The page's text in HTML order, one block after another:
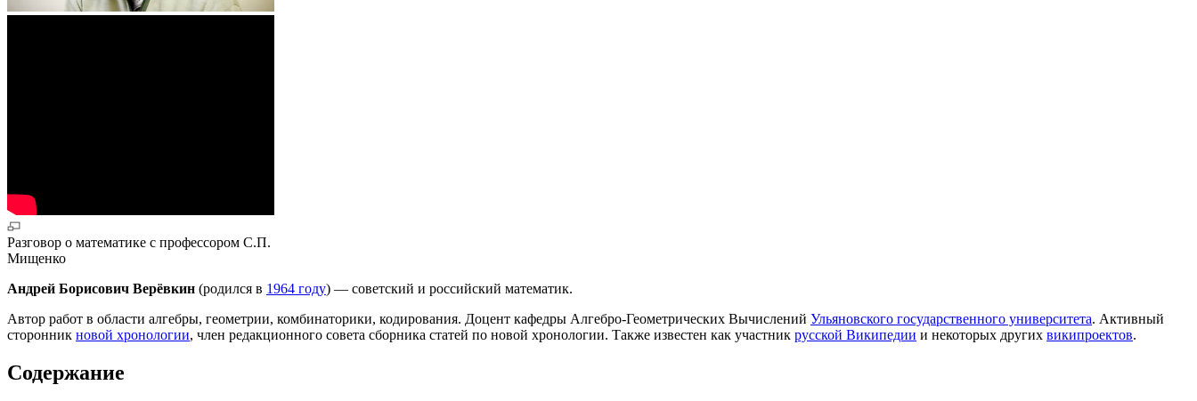
Разговор о математике с профессором С.П.
Мищенко
Андрей Борисович Верёвкин (родился в 1964 году) — советский и российский математик.
Автор работ в области алгебры, геометрии, комбинаторики, кодирования. Доцент кафедры Алгебро-Геометрических Вычислений Ульяновского государственного университета. Активный
сторонник новой хронологии, член редакционного совета сборника статей по новой хронологии. Также известен как участник русской Википедии и некоторых других википроектов.
Содержание